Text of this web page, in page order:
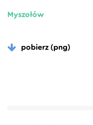
Myszołów
pobierz (png)